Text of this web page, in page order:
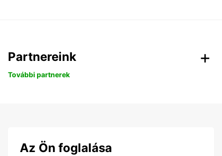
Partnereink
További partnerek
Az Ön foglalása